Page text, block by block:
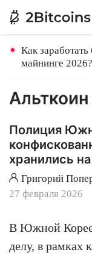
Как
майнинге 2026?
Полиция
хранились
Григорий
27 февраля 2026
В Южной Корее
делу, в рамках